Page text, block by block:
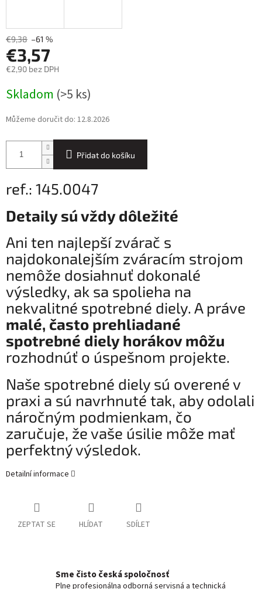
€9,38 –61 %
€3,57
€2,90 bez DPH
cena:
Skladom (>5 ks)
Můžeme doručit do: 12.8.2026
Přidat do košíku
ref.: 145.0047
Detaily sú vždy dôležité
Ani ten najlepší zvárač s
najdokonalejším zváracím strojom
nemôže dosiahnuť dokonalé
výsledky, ak sa spolieha na
nekvalitné spotrebné diely. A práve
malé, často prehliadané
spotrebné diely horákov môžu
rozhodnúť o úspešnom projekte.
Naše spotrebné diely sú overené v
praxi a sú navrhnuté tak, aby odolali
náročným podmienkam, čo
zaručuje, že vaše úsilie môže mať
perfektný výsledok.
Detailní informace
ZEPTAT SE HLÍDAT SDÍLET
Sme čisto česká spoločnosť
Plne profesionálna odborná servisná a technická